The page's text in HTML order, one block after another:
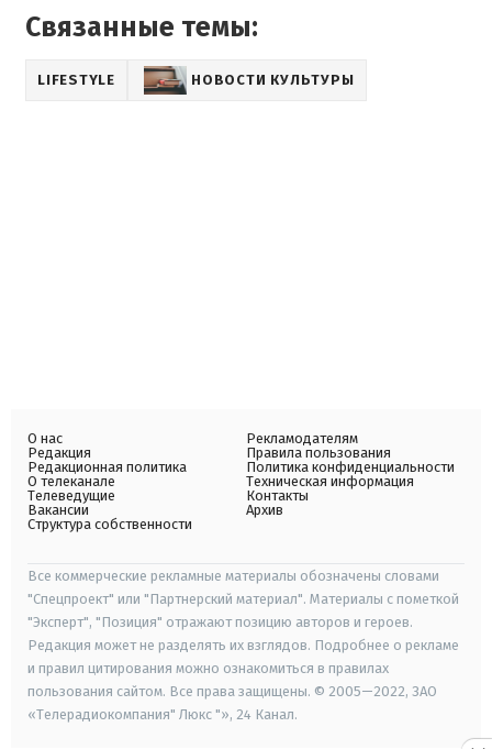
Связанные темы:
LIFESTYLE НОВОСТИ КУЛЬТУРЫ
О нас
Редакция
Редакционная политика
О телеканале
Телеведущие
Вакансии
Структура собственности
Рекламодателям
Правила пользования
Политика конфиденциальности
Техническая информация
Контакты
Архив
Все коммерческие рекламные материалы обозначены словами
"Спецпроект" или "Партнерский материал". Материалы с пометкой
"Эксперт", "Позиция" отражают позицию авторов и героев.
Редакция может не разделять их взглядов. Подробнее о рекламе
и правил цитирования можно ознакомиться в правилах
пользования сайтом. Все права защищены. © 2005—2022, ЗАО
«Телерадиокомпания" Люкс "», 24 Канал.